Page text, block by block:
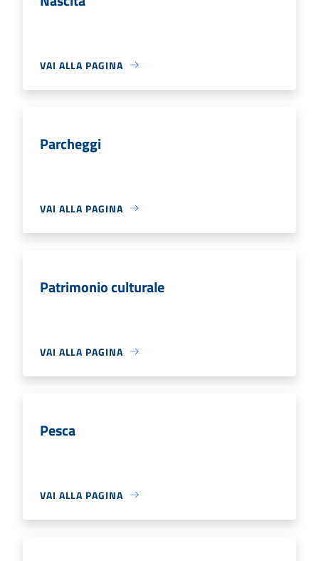
VAI ALLA PAGINA
Parcheggi
VAI ALLA PAGINA
Patrimonio culturale
VAI ALLA PAGINA
Pesca
VAI ALLA PAGINA